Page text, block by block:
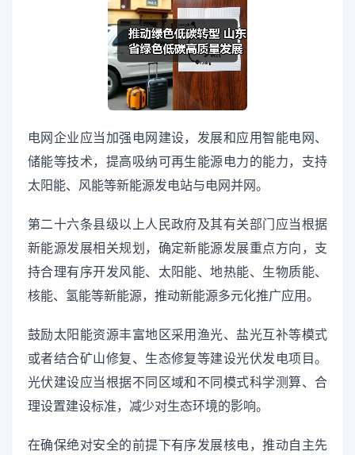
电网企业应当加强电网建设，发展和应用智能电网、
储能等技术，提高吸纳可再生能源电力的能力，支持
太阳能、风能等新能源发电站与电网并网。
第二十六条县级以上人民政府及其有关部门应当根据
新能源发展相关规划，确定新能源发展重点方向，支
持合理有序开发风能、太阳能、地热能、生物质能、
核能、氢能等新能源，推动新能源多元化推广应用。
鼓励太阳能资源丰富地区采用渔光、盐光互补等模式
或者结合矿山修复、生态修复等建设光伏发电项目。
光伏建设应当根据不同区域和不同模式科学测算、合
理设置建设标准，减少对生态环境的影响。
在确保绝对安全的前提下有序发展核电，推动自主先